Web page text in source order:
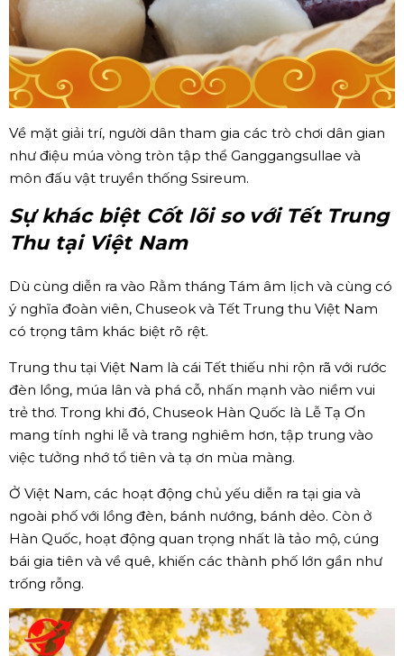
Về mặt giải trí, người dân tham gia các trò chơi dân gian
như điệu múa vòng tròn tập thể Ganggangsullae và
môn đấu vật truyền thống Ssireum.
Sự khác biệt Cốt lõi so với Tết Trung
Thu tại Việt Nam
Dù cùng diễn ra vào Rằm tháng Tám âm lịch và cùng có
ý nghĩa đoàn viên, Chuseok và Tết Trung thu Việt Nam
có trọng tâm khác biệt rõ rệt.
Trung thu tại Việt Nam là cái Tết thiếu nhi rộn rã với rước
đèn lồng, múa lân và phá cỗ, nhấn mạnh vào niềm vui
trẻ thơ. Trong khi đó, Chuseok Hàn Quốc là Lễ Tạ Ơn
mang tính nghi lễ và trang nghiêm hơn, tập trung vào
việc tưởng nhớ tổ tiên và tạ ơn mùa màng.
Ở Việt Nam, các hoạt động chủ yếu diễn ra tại gia và
ngoài phố với lồng đèn, bánh nướng, bánh dẻo. Còn ở
Hàn Quốc, hoạt động quan trọng nhất là tảo mộ, cúng
bái gia tiên và về quê, khiến các thành phố lớn gần như
trống rỗng.